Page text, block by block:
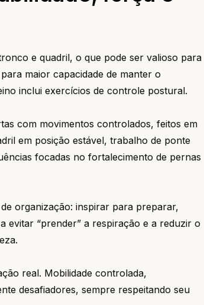
e quadril, o que pode ser valioso para
maior capacidade de manter o
inclui exercícios de controle postural.
com movimentos controlados, feitos em
em posição estável, trabalho de ponte
focadas no fortalecimento de pernas
organização: inspirar para preparar,
evitar “prender” a respiração e a reduzir o
real. Mobilidade controlada,
desafiadores, sempre respeitando seu